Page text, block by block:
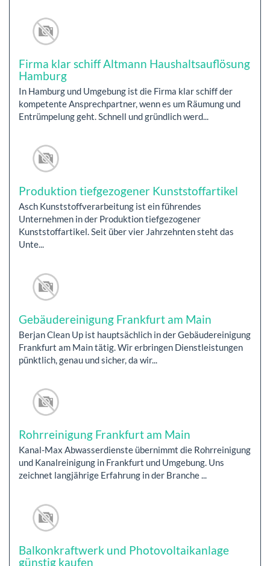
Firma klar schiff Altmann Haushaltsauflösung
Hamburg
In Hamburg und Umgebung ist die Firma klar schiff der
kompetente Ansprechpartner, wenn es um Räumung und
Entrümpelung geht. Schnell und gründlich werd...
Produktion tiefgezogener Kunststoffartikel
Asch Kunststoffverarbeitung ist ein führendes
Unternehmen in der Produktion tiefgezogener
Kunststoffartikel. Seit über vier Jahrzehnten steht das
Unte...
Gebäudereinigung Frankfurt am Main
Berjan Clean Up ist hauptsächlich in der Gebäudereinigung
Frankfurt am Main tätig. Wir erbringen Dienstleistungen
pünktlich, genau und sicher, da wir...
Rohrreinigung Frankfurt am Main
Kanal-Max Abwasserdienste übernimmt die Rohrreinigung
und Kanalreinigung in Frankfurt und Umgebung. Uns
zeichnet langjährige Erfahrung in der Branche ...
Balkonkraftwerk und Photovoltaikanlage
günstig kaufen